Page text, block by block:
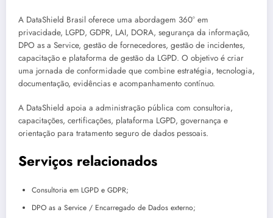
A DataShield Brasil oferece uma abordagem 360° em
privacidade, LGPD, GDPR, LAI, DORA, segurança da informação,
DPO as a Service, gestão de fornecedores, gestão de incidentes,
capacitação e plataforma de gestão da LGPD. O objetivo é criar
uma jornada de conformidade que combine estratégia, tecnologia,
documentação, evidências e acompanhamento contínuo.
A DataShield apoia a administração pública com consultoria,
capacitações, certificações, plataforma LGPD, governança e
orientação para tratamento seguro de dados pessoais.
Serviços relacionados
Consultoria em LGPD e GDPR;
DPO as a Service / Encarregado de Dados externo;